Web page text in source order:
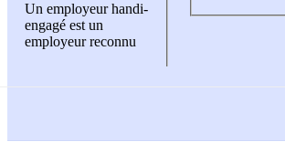
Un employeur handi-
engagé est un
employeur reconnu